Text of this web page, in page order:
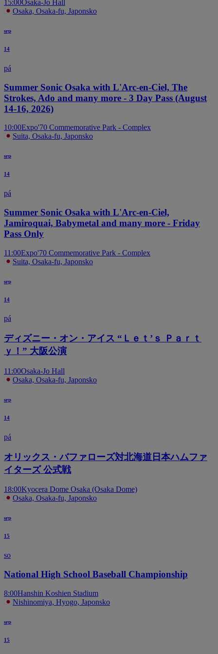
15:00Osaka-Jo Hall
Osaka, Osaka-fu, Japonsko
srp
14
pá
Summer Sonic Osaka with L'Arc-en-Ciel, The
Strokes, Ado and many more - 3 Day Pass (August
14-16, 2026)
10:00Expo'70 Commemorative Park - Complex
Suita, Osaka-fu, Japonsko
srp
14
pá
Summer Sonic Osaka with L'Arc-en-Ciel,
Jamiroquai, Babymetal and many more - Friday
Pass Only
11:00Expo'70 Commemorative Park - Complex
Suita, Osaka-fu, Japonsko
srp
14
pá
ディズニー・オン・アイス “Ｌｅｔ’ｓ Ｐａｒｔ
ｙ！” 大阪公演
11:00Osaka-Jo Hall
Osaka, Osaka-fu, Japonsko
srp
14
pá
オリックス・バファローズ対北海道日本ハムファ
イターズ 公式戦
18:00Kyocera Dome Osaka (Osaka Dome)
Osaka, Osaka-fu, Japonsko
srp
15
so
National High School Baseball Championship
8:00Hanshin Koshien Stadium
Nishinomiya, Hyogo, Japonsko
srp
15